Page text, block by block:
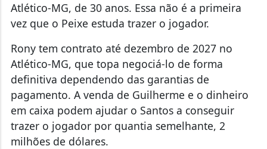
Atlético-MG, de 30 anos. Essa não é a primeira
vez que o Peixe estuda trazer o jogador.
Rony tem contrato até dezembro de 2027 no
Atlético-MG, que topa negociá-lo de forma
definitiva dependendo das garantias de
pagamento. A venda de Guilherme e o dinheiro
em caixa podem ajudar o Santos a conseguir
trazer o jogador por quantia semelhante, 2
milhões de dólares.